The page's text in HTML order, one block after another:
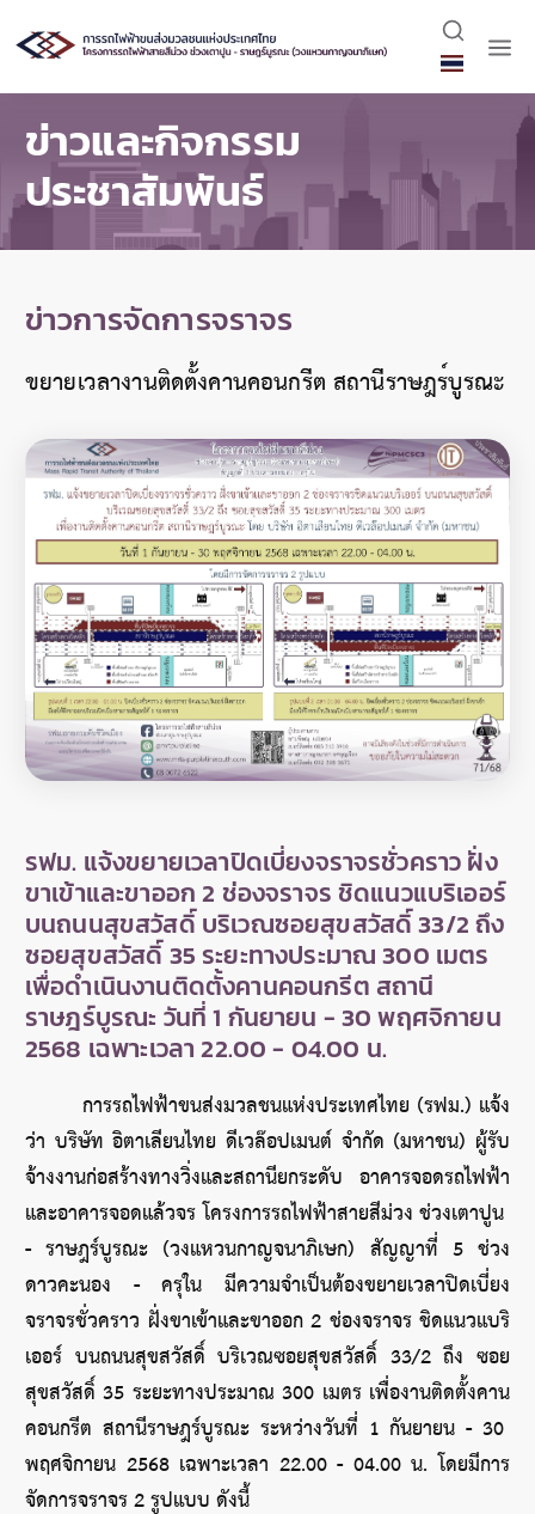
ข่าวและกิจกรรม
ประชาสัมพันธ์
ข่าวการจัดการจราจร
ขยายเวลางานติดตั้งคานคอนกรีต สถานีราษฎร์บูรณะ
รฟม. แจ้งขยายเวลาปิดเบี่ยงจราจรชั่วคราว ฝั่ง
ขาเข้าและขาออก 2 ช่องจราจร ชิดแนวแบริเออร์
บนถนนสุขสวัสดิ์ บริเวณซอยสุขสวัสดิ์ 33/2 ถึง
ซอยสุขสวัสดิ์ 35 ระยะทางประมาณ 300 เมตร
เพื่อดำเนินงานติดตั้งคานคอนกรีต สถานี
ราษฎร์บูรณะ วันที่ 1 กันยายน - 30 พฤศจิกายน
2568 เฉพาะเวลา 22.00 - 04.00 น.
การรถไฟฟ้าขนส่งมวลชนแห่งประเทศไทย (รฟม.) แจ้ง
ว่า บริษัท อิตาเลียนไทย ดีเวล๊อปเมนต์ จำกัด (มหาชน) ผู้รับ
จ้างงานก่อสร้างทางวิ่งและสถานียกระดับ อาคารจอดรถไฟฟ้า
และอาคารจอดแล้วจร โครงการรถไฟฟ้าสายสีม่วง ช่วงเตาปูน
- ราษฎร์บูรณะ (วงแหวนกาญจนาภิเษก) สัญญาที่ 5 ช่วง
ดาวคะนอง - ครุใน มีความจำเป็นต้องขยายเวลาปิดเบี่ยง
จราจรชั่วคราว ฝั่งขาเข้าและขาออก 2 ช่องจราจร ชิดแนวแบริ
เออร์ บนถนนสุขสวัสดิ์ บริเวณซอยสุขสวัสดิ์ 33/2 ถึง ซอย
สุขสวัสดิ์ 35 ระยะทางประมาณ 300 เมตร เพื่องานติดตั้งคาน
คอนกรีต สถานีราษฎร์บูรณะ ระหว่างวันที่ 1 กันยายน - 30
พฤศจิกายน 2568 เฉพาะเวลา 22.00 - 04.00 น. โดยมีการ
จัดการจราจร 2 รูปแบบ ดังนี้